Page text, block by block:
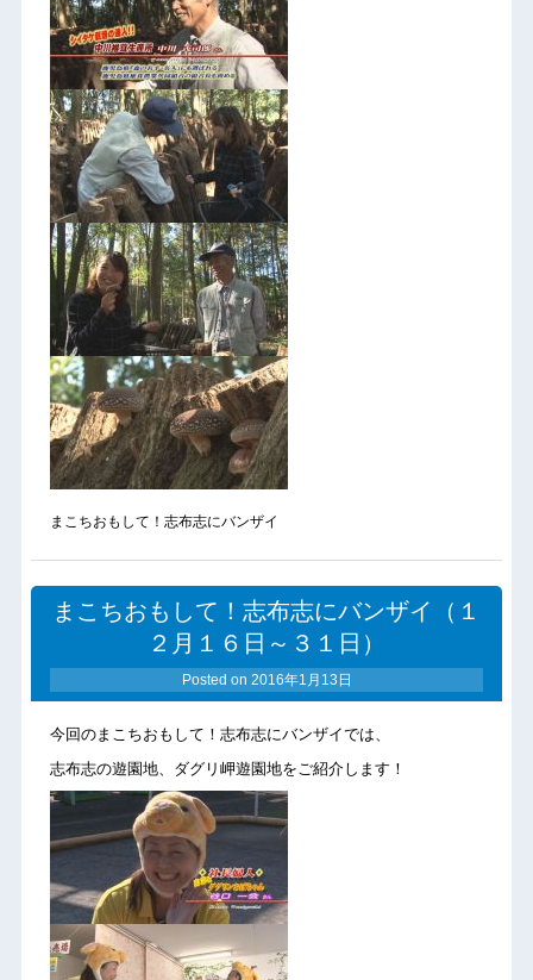
まこちおもして！志布志にバンザイ
まこちおもして！志布志にバンザイ（１
２月１６日～３１日）
Posted on 2016年1月13日
今回のまこちおもして！志布志にバンザイでは、
志布志の遊園地、ダグリ岬遊園地をご紹介します！